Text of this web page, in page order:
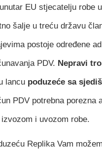
EU stjecatelju robe
šalje u treću državu
postoje određene
PDV. Nepravi
lancu poduzeće sa
PDV potrebna porezna
i uvozom robe.
Replika Vam